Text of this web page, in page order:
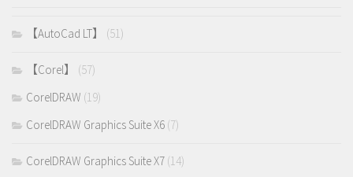
【AutoCad LT】 (51)
【Corel】
(57)
CorelDRAW (19)
CorelDRAW Graphics Suite X6 (7)
CorelDRAW Graphics Suite X7 (14)